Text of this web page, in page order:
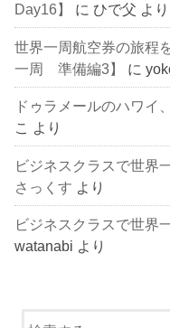
Day16】
に ひで父 より
世界一周航空券の旅程
一周 準備編3】
に
ドゥラメールのハワイ
こ より
ビジネスクラスで世界
さっくす より
ビジネスクラスで世界
watanabi より